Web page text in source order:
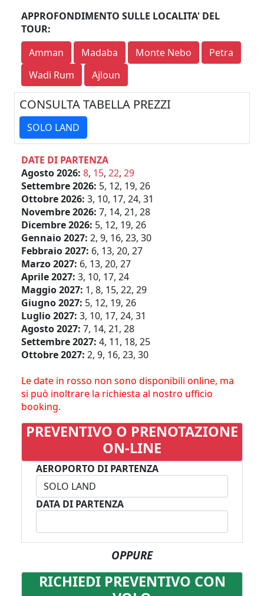
APPROFONDIMENTO SULLE LOCALITA' DEL
TOUR:
Amman
Madaba Monte Nebo
Petra
Wadi Rum
Ajloun
CONSULTA TABELLA PREZZI
SOLO LAND
DATE DI PARTENZA
Agosto 2026: 8, 15, 22, 29
Settembre 2026: 5, 12, 19, 26
Ottobre 2026: 3, 10, 17, 24, 31
Novembre 2026: 7, 14, 21, 28
Dicembre 2026: 5, 12, 19, 26
Gennaio 2027: 2, 9, 16, 23, 30
Febbraio 2027: 6, 13, 20, 27
Marzo 2027: 6, 13, 20, 27
Aprile 2027: 3, 10, 17, 24
Maggio 2027: 1, 8, 15, 22, 29
Giugno 2027: 5, 12, 19, 26
Luglio 2027: 3, 10, 17, 24, 31
Agosto 2027: 7, 14, 21, 28
Settembre 2027: 4, 11, 18, 25
Ottobre 2027: 2, 9, 16, 23, 30
Le date in rosso non sono disponibili online, ma
si può inoltrare la richiesta al nostro ufficio
booking.
PREVENTIVO O PRENOTAZIONE
ON-LINE
AEROPORTO DI PARTENZA
DATA DI PARTENZA
OPPURE
RICHIEDI PREVENTIVO CON